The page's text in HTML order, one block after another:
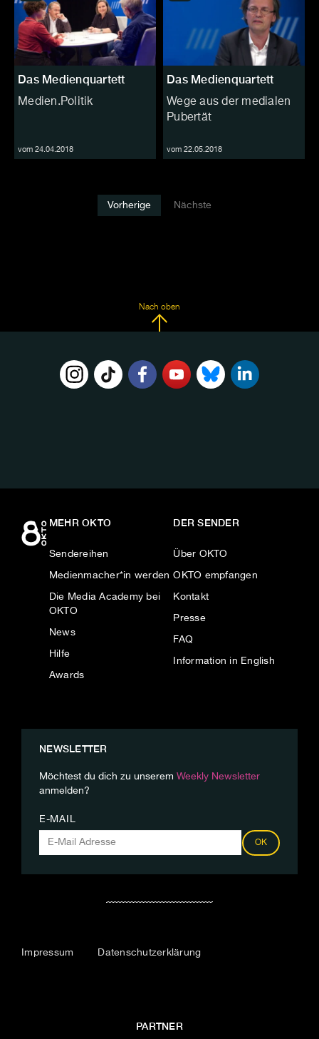
Das Medienquartett
Medien.Politik
vom 24.04.2018
Das Medienquartett
Wege aus der medialen
Pubertät
vom 22.05.2018
Vorherige Nächste
Nach oben
MEHR OKTO
Sendereihen
Medienmacher*in werden
Die Media Academy bei
OKTO
News
Hilfe
Awards
DER SENDER
Über OKTO
OKTO empfangen
Kontakt
Presse
FAQ
Information in English
NEWSLETTER
Möchtest du dich zu unserem Weekly Newsletter
anmelden?
E-MAIL
OK
Impressum Datenschutzerklärung
PARTNER